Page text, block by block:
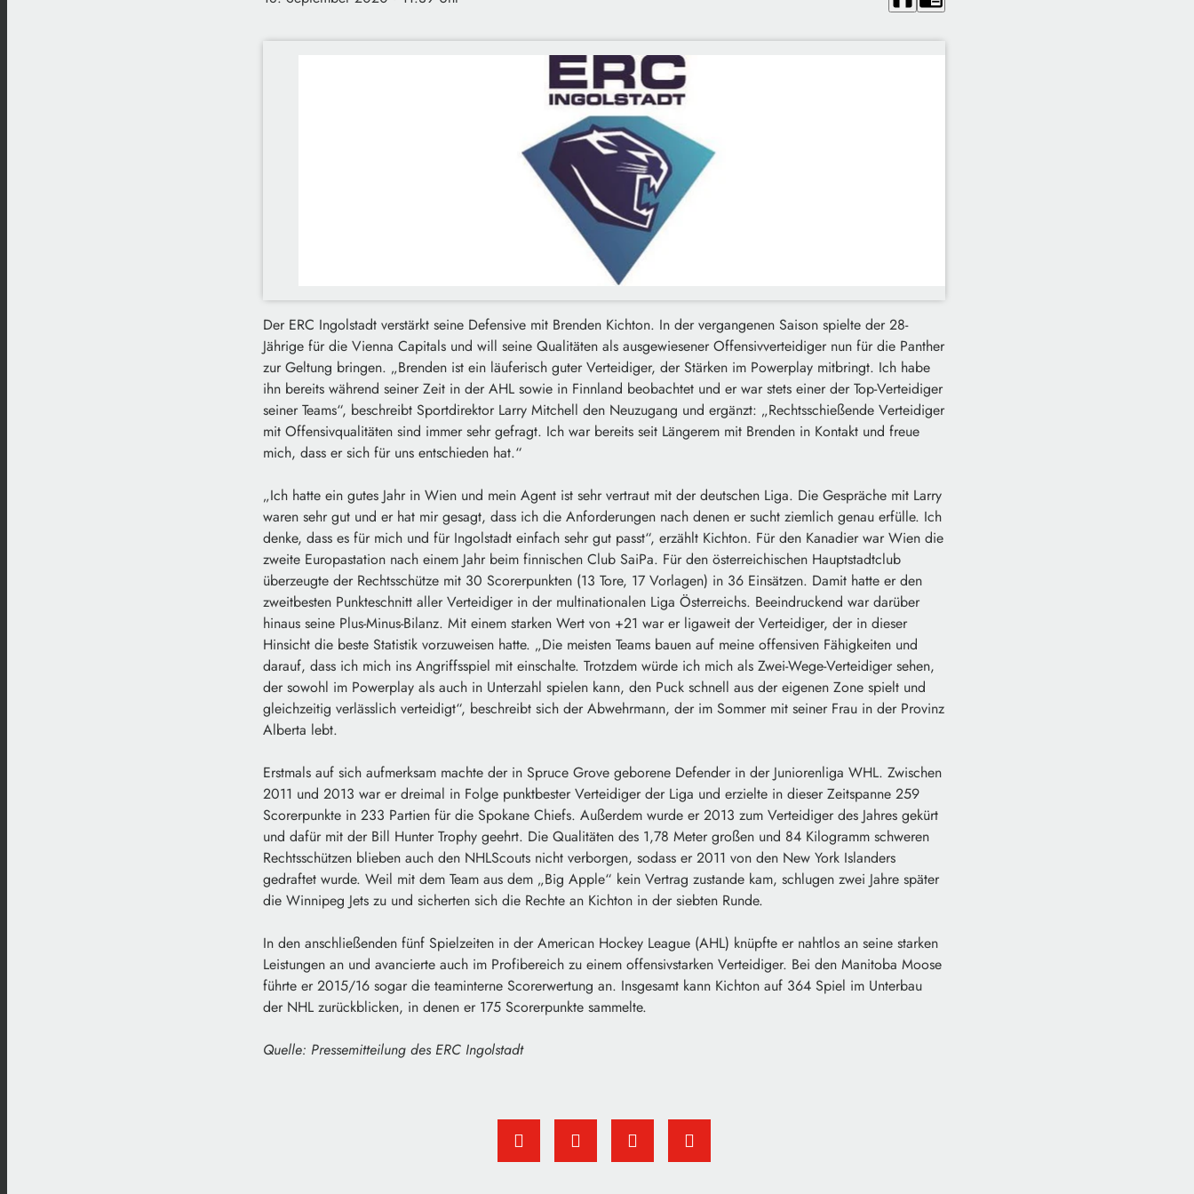
Der ERC Ingolstadt verstärkt seine Defensive mit Brenden Kichton. In der vergangenen Saison spielte der 28-
Jährige für die Vienna Capitals und will seine Qualitäten als ausgewiesener Offensivverteidiger nun für die Panther
zur Geltung bringen. „Brenden ist ein läuferisch guter Verteidiger, der Stärken im Powerplay mitbringt. Ich habe
ihn bereits während seiner Zeit in der AHL sowie in Finnland beobachtet und er war stets einer der Top-Verteidiger
seiner Teams“, beschreibt Sportdirektor Larry Mitchell den Neuzugang und ergänzt: „Rechtsschießende Verteidiger
mit Offensivqualitäten sind immer sehr gefragt. Ich war bereits seit Längerem mit Brenden in Kontakt und freue
mich, dass er sich für uns entschieden hat.“
„Ich hatte ein gutes Jahr in Wien und mein Agent ist sehr vertraut mit der deutschen Liga. Die Gespräche mit Larry
waren sehr gut und er hat mir gesagt, dass ich die Anforderungen nach denen er sucht ziemlich genau erfülle. Ich
denke, dass es für mich und für Ingolstadt einfach sehr gut passt“, erzählt Kichton. Für den Kanadier war Wien die
zweite Europastation nach einem Jahr beim finnischen Club SaiPa. Für den österreichischen Hauptstadtclub
überzeugte der Rechtsschütze mit 30 Scorerpunkten (13 Tore, 17 Vorlagen) in 36 Einsätzen. Damit hatte er den
zweitbesten Punkteschnitt aller Verteidiger in der multinationalen Liga Österreichs. Beeindruckend war darüber
hinaus seine Plus-Minus-Bilanz. Mit einem starken Wert von +21 war er ligaweit der Verteidiger, der in dieser
Hinsicht die beste Statistik vorzuweisen hatte. „Die meisten Teams bauen auf meine offensiven Fähigkeiten und
darauf, dass ich mich ins Angriffsspiel mit einschalte. Trotzdem würde ich mich als Zwei-Wege-Verteidiger sehen,
der sowohl im Powerplay als auch in Unterzahl spielen kann, den Puck schnell aus der eigenen Zone spielt und
gleichzeitig verlässlich verteidigt“, beschreibt sich der Abwehrmann, der im Sommer mit seiner Frau in der Provinz
Alberta lebt.
Erstmals auf sich aufmerksam machte der in Spruce Grove geborene Defender in der Juniorenliga WHL. Zwischen
2011 und 2013 war er dreimal in Folge punktbester Verteidiger der Liga und erzielte in dieser Zeitspanne 259
Scorerpunkte in 233 Partien für die Spokane Chiefs. Außerdem wurde er 2013 zum Verteidiger des Jahres gekürt
und dafür mit der Bill Hunter Trophy geehrt. Die Qualitäten des 1,78 Meter großen und 84 Kilogramm schweren
Rechtsschützen blieben auch den NHLScouts nicht verborgen, sodass er 2011 von den New York Islanders
gedraftet wurde. Weil mit dem Team aus dem „Big Apple“ kein Vertrag zustande kam, schlugen zwei Jahre später
die Winnipeg Jets zu und sicherten sich die Rechte an Kichton in der siebten Runde.
In den anschließenden fünf Spielzeiten in der American Hockey League (AHL) knüpfte er nahtlos an seine starken
Leistungen an und avancierte auch im Profibereich zu einem offensivstarken Verteidiger. Bei den Manitoba Moose
führte er 2015/16 sogar die teaminterne Scorerwertung an. Insgesamt kann Kichton auf 364 Spiel im Unterbau
der NHL zurückblicken, in denen er 175 Scorerpunkte sammelte.
Quelle: Pressemitteilung des ERC Ingolstadt